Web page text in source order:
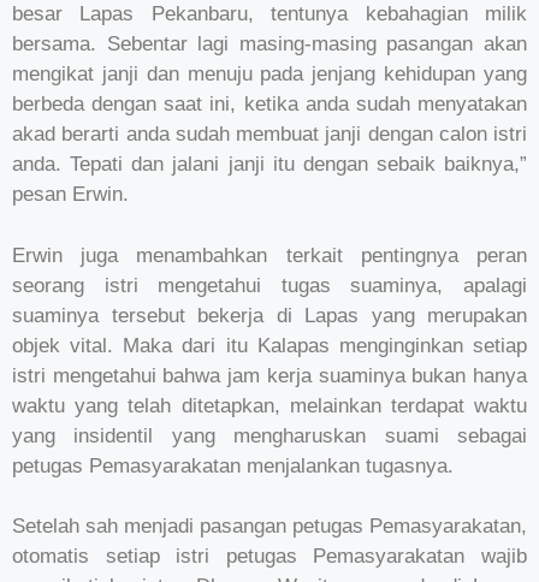
besar Lapas Pekanbaru, tentunya kebahagian milik
bersama. Sebentar lagi masing-masing pasangan akan
mengikat janji dan menuju pada jenjang kehidupan yang
berbeda dengan saat ini, ketika anda sudah menyatakan
akad berarti anda sudah membuat janji dengan calon istri
anda. Tepati dan jalani janji itu dengan sebaik baiknya,”
pesan Erwin.
Erwin juga menambahkan terkait pentingnya peran
seorang istri mengetahui tugas suaminya, apalagi
suaminya tersebut bekerja di Lapas yang merupakan
objek vital. Maka dari itu Kalapas menginginkan setiap
istri mengetahui bahwa jam kerja suaminya bukan hanya
waktu yang telah ditetapkan, melainkan terdapat waktu
yang insidentil yang mengharuskan suami sebagai
petugas Pemasyarakatan menjalankan tugasnya.
Setelah sah menjadi pasangan petugas Pemasyarakatan,
otomatis setiap istri petugas Pemasyarakatan wajib